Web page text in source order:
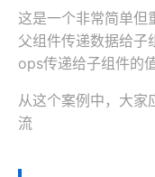
这是一个非常简单但
父组件传递数据给子
ops传递给子组件的值
从这个案例中，大家
流